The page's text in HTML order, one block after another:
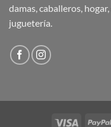
damas, caballeros,
juguetería.
Visa